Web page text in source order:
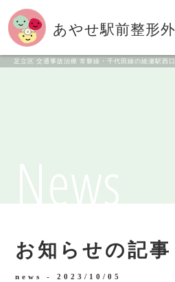
あやせ駅前整形
お知らせの記事
news -2023/10/05